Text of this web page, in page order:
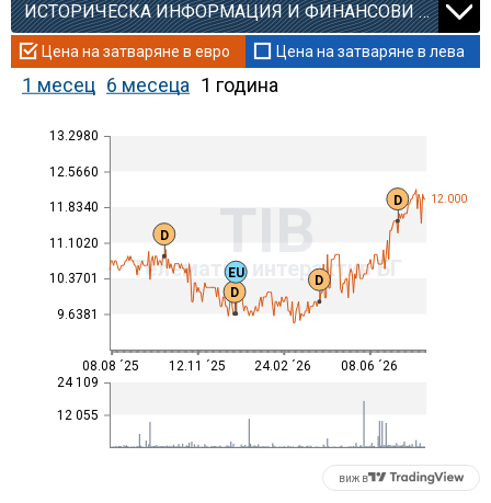
ИСТОРИЧЕСКА ИНФОРМАЦИЯ И ФИНАНСОВИ КОЕФИЦИЕНТИ
Цена на затваряне в евро Цена на затваряне в лева
1 месец 6 месеца 1 година
9.6381
10.3701
11.1020
11.8340
12.5660
13.2980
TIB
Телематик интерактив БГ
12 055
24 109
12.000
08.08 ´25 12.11 ´25 24.02 ´26 08.06 ´26
D
D
EU
D
D
виж в